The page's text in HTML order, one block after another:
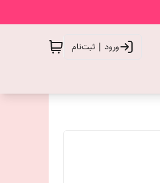
ورود | ثبت‌نام